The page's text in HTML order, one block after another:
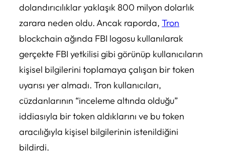
dolandırıcılıklar yaklaşık 800 milyon dolarlık
zarara neden oldu. Ancak raporda, Tron
blockchain ağında FBI logosu kullanılarak
gerçekte FBI yetkilisi gibi görünüp kullanıcıların
kişisel bilgilerini toplamaya çalışan bir token
uyarısı yer almadı. Tron kullanıcıları,
cüzdanlarının “inceleme altında olduğu”
iddiasıyla bir token aldıklarını ve bu token
aracılığıyla kişisel bilgilerinin istenildiğini
bildirdi.